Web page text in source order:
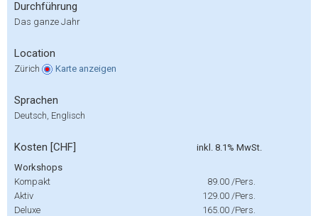
Durchführung
Das ganze Jahr
Location
Zürich Karte anzeigen
Sprachen
Deutsch, Englisch
Kosten [CHF]
inkl. 8.1% MwSt.
Workshops
Kompakt
89.00 /Pers.
Aktiv
129.00 /Pers.
Deluxe
165.00 /Pers.